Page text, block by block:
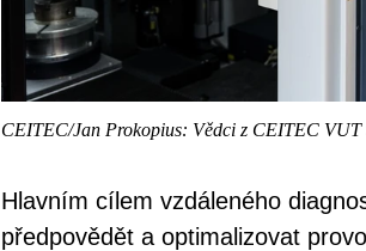
CEITEC/Jan Prokopius: Vědci z CEITEC
Hlavním cílem vzdáleného
předpovědět a optimalizovat